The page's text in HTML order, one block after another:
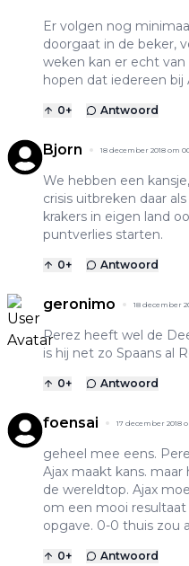
Er volgen nog
doorgaat in de beker,
weken kan er echt
hopen dat iedereen bij
0+ Antwoord
Bjorn 18 december 2018 om
We hebben een
crisis uitbreken daar
krakers in eigen land
puntverlies starten.
0+ Antwoord
geronimo 18 december
Perez heeft wel de
is hij net zo Spaans al
0+ Antwoord
foensai 17 december 2018
geheel mee eens.
Ajax maakt kans.
de wereldtop. Ajax
om een mooi
opgave. 0-0 thuis zou
0+ Antwoord